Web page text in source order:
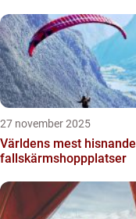
27 november 2025
Världens mest hisnande
fallskärmshoppplatser